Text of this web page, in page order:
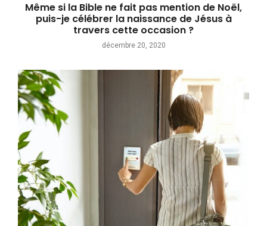
Même si la Bible ne fait pas mention de Noël,
puis-je célébrer la naissance de Jésus à
travers cette occasion ?
décembre 20, 2020